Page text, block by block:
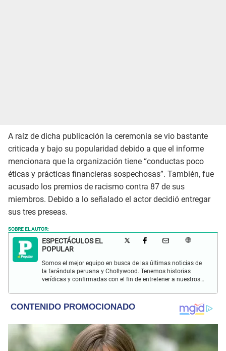
A raíz de dicha publicación la ceremonia se vio bastante
criticada y bajo su popularidad debido a que el informe
mencionara que la organización tiene “conductas poco
éticas y prácticas financieras sospechosas”. También, fue
acusado los premios de racismo contra 87 de sus
miembros. Debido a lo señalado el actor decidió entregar
sus tres preseas.
SOBRE EL AUTOR:
ESPECTÁCULOS EL
POPULAR
Somos el mejor equipo en busca de las últimas noticias de
la farándula peruana y Chollywood. Tenemos historias
verídicas y confirmadas con el fin de entretener a nuestros